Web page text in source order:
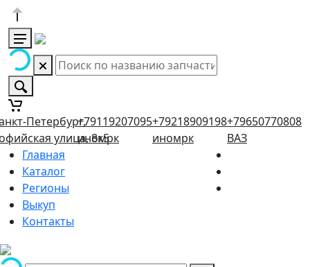
Петербург,
улица, 8к5
+79119207095
иномрк
+79218909198
иномрк
+79650770808
ВАЗ
Главная
Каталог
Регионы
Выкуп
Контакты